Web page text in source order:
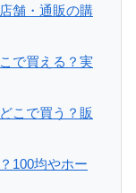
舗・通販の購
で買える？実
こで買う？販
100均やホー